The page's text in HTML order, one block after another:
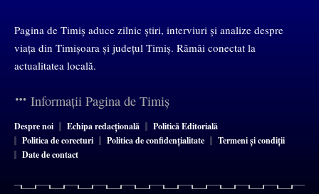
Pagina de Timiș aduce zilnic știri, interviuri și analize despre
viața din Timișoara și județul Timiș. Rămâi conectat la
actualitatea locală.
Informații Pagina de Timiș
Despre noi Echipa redacțională
Politică Editorială
Politica de corecturi
Politica de confidențialitate
Termeni și condiții
Date de contact